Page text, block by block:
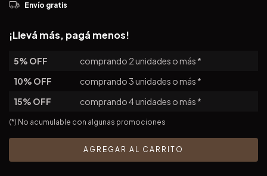
Envío gratis
¡Llevá más, pagá menos!
5% OFF
comprando 2 unidades o más *
10% OFF
comprando 3 unidades o más *
15% OFF
comprando 4 unidades o más *
(*) No acumulable con algunas promociones